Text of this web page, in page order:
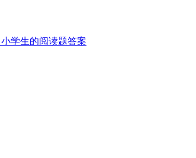
小学生的阅读题答案